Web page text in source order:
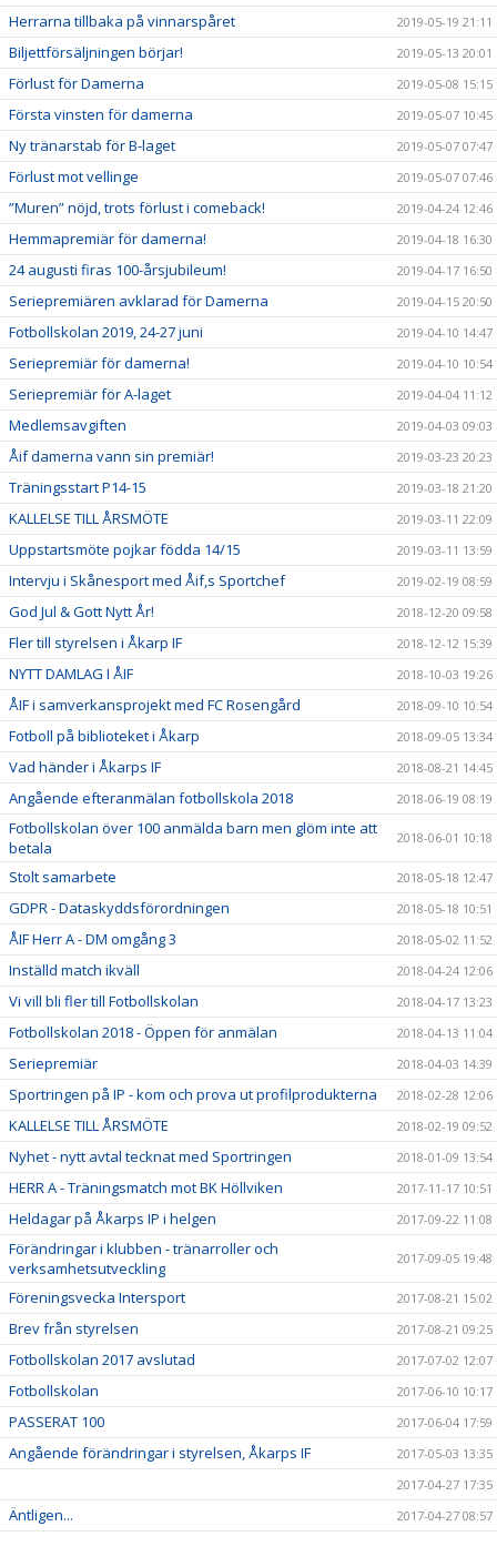
Herrarna tillbaka på vinnarspåret 2019-05-19 21:11
Biljettförsäljningen börjar! 2019-05-13 20:01
Förlust för Damerna 2019-05-08 15:15
Första vinsten för damerna 2019-05-07 10:45
Ny tränarstab för B-laget 2019-05-07 07:47
Förlust mot vellinge 2019-05-07 07:46
”Muren” nöjd, trots förlust i comeback! 2019-04-24 12:46
Hemmapremiär för damerna! 2019-04-18 16:30
24 augusti firas 100-årsjubileum! 2019-04-17 16:50
Seriepremiären avklarad för Damerna 2019-04-15 20:50
Fotbollskolan 2019, 24-27 juni 2019-04-10 14:47
Seriepremiär för damerna! 2019-04-10 10:54
Seriepremiär för A-laget 2019-04-04 11:12
Medlemsavgiften 2019-04-03 09:03
Åif damerna vann sin premiär! 2019-03-23 20:23
Träningsstart P14-15 2019-03-18 21:20
KALLELSE TILL ÅRSMÖTE 2019-03-11 22:09
Uppstartsmöte pojkar födda 14/15 2019-03-11 13:59
Intervju i Skånesport med Åif,s Sportchef 2019-02-19 08:59
God Jul & Gott Nytt År! 2018-12-20 09:58
Fler till styrelsen i Åkarp IF 2018-12-12 15:39
NYTT DAMLAG I ÅIF 2018-10-03 19:26
ÅIF i samverkansprojekt med FC Rosengård 2018-09-10 10:54
Fotboll på biblioteket i Åkarp 2018-09-05 13:34
Vad händer i Åkarps IF 2018-08-21 14:45
Angående efteranmälan fotbollskola 2018 2018-06-19 08:19
Fotbollskolan över 100 anmälda barn men glöm inte att
betala
2018-06-01 10:18
Stolt samarbete 2018-05-18 12:47
GDPR - Dataskyddsförordningen 2018-05-18 10:51
ÅIF Herr A - DM omgång 3 2018-05-02 11:52
Inställd match ikväll 2018-04-24 12:06
Vi vill bli fler till Fotbollskolan 2018-04-17 13:23
Fotbollskolan 2018 - Öppen för anmälan 2018-04-13 11:04
Seriepremiär 2018-04-03 14:39
Sportringen på IP - kom och prova ut profilprodukterna 2018-02-28 12:06
KALLELSE TILL ÅRSMÖTE 2018-02-19 09:52
Nyhet - nytt avtal tecknat med Sportringen 2018-01-09 13:54
HERR A - Träningsmatch mot BK Höllviken 2017-11-17 10:51
Heldagar på Åkarps IP i helgen 2017-09-22 11:08
Förändringar i klubben - tränarroller och
verksamhetsutveckling
2017-09-05 19:48
Föreningsvecka Intersport 2017-08-21 15:02
Brev från styrelsen 2017-08-21 09:25
Fotbollskolan 2017 avslutad 2017-07-02 12:07
Fotbollskolan 2017-06-10 10:17
PASSERAT 100 2017-06-04 17:59
Angående förändringar i styrelsen, Åkarps IF
2017-05-03 13:35
2017-04-27 17:35
Äntligen... 2017-04-27 08:57